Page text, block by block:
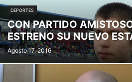
DEPORTES
CON PARTIDO
ESTRENO SU NUEVO
Agosto 17, 2016